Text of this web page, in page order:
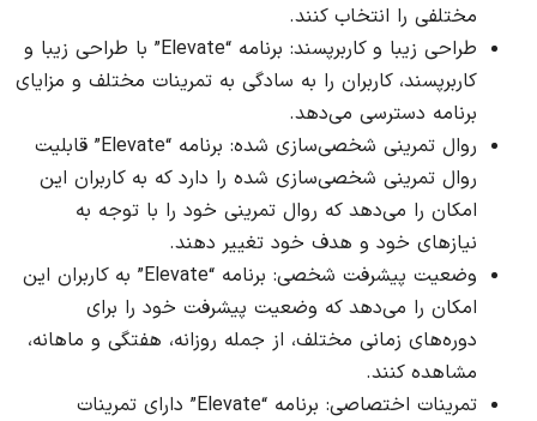
مختلفی را انتخاب کنند.
طراحی زیبا و کاربرپسند: برنامه “Elevate” با طراحی زیبا و
کاربرپسند، کاربران را به سادگی به تمرینات مختلف و مزایای
برنامه دسترسی می‌دهد.
روال تمرینی شخصی‌سازی شده: برنامه “Elevate” قابلیت
روال تمرینی شخصی‌سازی شده را دارد که به کاربران این
امکان را می‌دهد که روال تمرینی خود را با توجه به
نیازهای خود و هدف خود تغییر دهند.
وضعیت پیشرفت شخصی: برنامه “Elevate” به کاربران این
امکان را می‌دهد که وضعیت پیشرفت خود را برای
دوره‌های زمانی مختلف، از جمله روزانه، هفتگی و ماهانه،
مشاهده کنند.
تمرینات اختصاصی: برنامه “Elevate” دارای تمرینات